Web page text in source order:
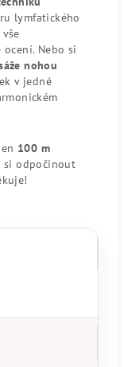
lymfatického
Nebo si
nohou
v jedné
100 m
si odpočinout